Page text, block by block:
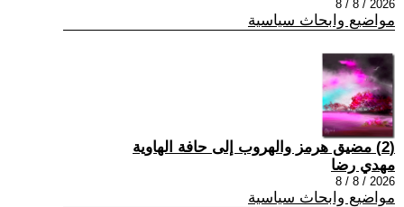
2026 / 8 / 8
مواضيع وابحاث سياسية
(2) مضيق هرمز والهروب إلى حافة الهاوية
مهدي رضا
2026 / 8 / 8
مواضيع وابحاث سياسية